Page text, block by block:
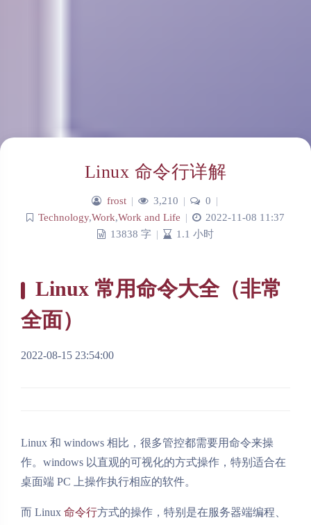
Linux 命令行详解
frost | 3,210 | 0 |
Technology,Work,Work and Life |
2022-11-08 11:37
13838 字 | 1.1 小时
Linux 常用命令大全（非常
全面）
2022-08-15 23:54:00
Linux 和 windows 相比，很多管控都需要用命令来操
作。windows 以直观的可视化的方式操作，特别适合在
桌面端 PC 上操作执行相应的软件。
而 Linux 命令行方式的操作，特别是在服务器端编程、